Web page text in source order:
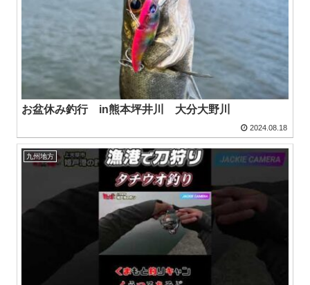
お盆休み釣行 in熊本坪井川 大分大野川
2024.08.18
九州地方